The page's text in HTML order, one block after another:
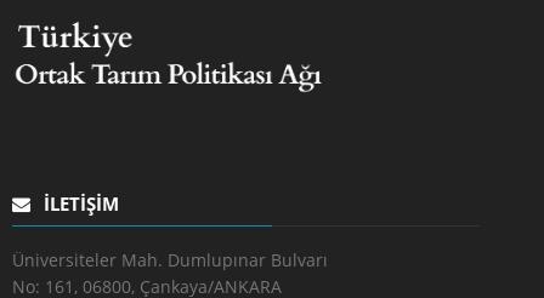
İLETIŞIM
Üniversiteler Mah. Dumlupınar Bulvarı
No: 161, 06800, Çankaya/ANKARA